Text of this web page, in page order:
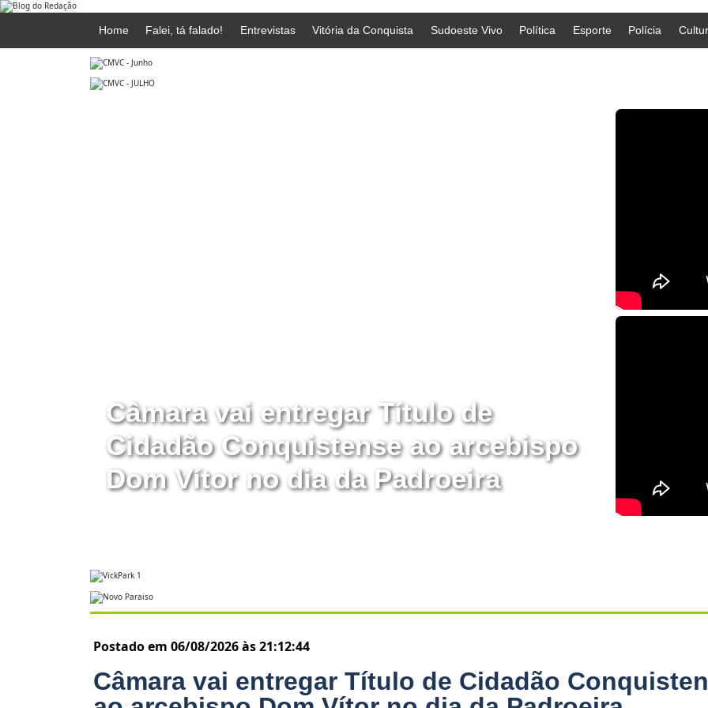
Home Falei, tá falado! Entrevistas Vitória da Conquista Sudoeste Vivo Política Esporte Polícia
Câmara vai entregar Título de
Cidadão Conquistense ao arcebispo
Dom Vítor no dia da Padroeira
Postado em 06/08/2026 às 21:12:44
Câmara vai entregar Título de Cidadão